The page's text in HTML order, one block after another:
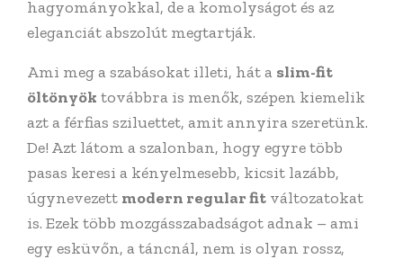
hagyományokkal, de a komolyságot és az
eleganciát abszolút megtartják.
Ami meg a szabásokat illeti, hát a slim-fit
öltönyök továbbra is menők, szépen kiemelik
azt a férfias sziluettet, amit annyira szeretünk.
De! Azt látom a szalonban, hogy egyre több
pasas keresi a kényelmesebb, kicsit lazább,
úgynevezett modern regular fit változatokat
is. Ezek több mozgásszabadságot adnak – ami
egy esküvőn, a táncnál, nem is olyan rossz,